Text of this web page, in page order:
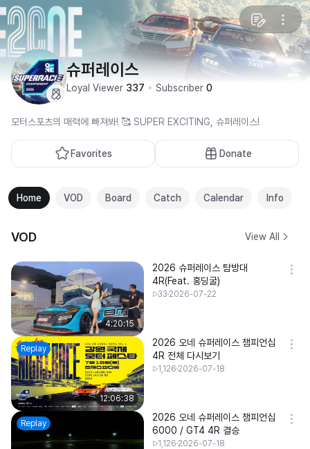
슈퍼레이스
Loyal Viewer 337 Subscriber 0
모터스포츠의 매력에 빠져봐! 🥰 SUPER EXCITING, 슈퍼레이스!
Favorites Donate
Home VOD Board Catch Calendar Info
VOD View All
4:20:15
2026 슈퍼레이스 탐방대
4R(Feat. 홍딩굴)
33 2026-07-22
Replay
12:06:38
2026 오네 슈퍼레이스 챔피언십
4R 전체 다시보기
1,126 2026-07-18
Replay
2026 오네 슈퍼레이스 챔피언십
6000 / GT4 4R 결승
1,126 2026-07-18